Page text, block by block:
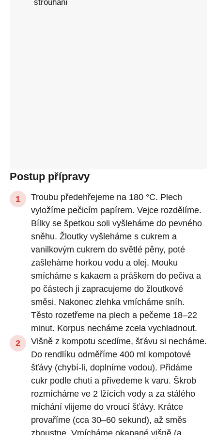
strouhání
Postup přípravy
Troubu předehřejeme na 180 °C. Plech
vyložíme pečicím papírem. Vejce rozdělíme.
Bílky se špetkou soli vyšleháme do pevného
sněhu. Žloutky vyšleháme s cukrem a
vanilkovým cukrem do světlé pěny, poté
zašleháme horkou vodu a olej. Mouku
smícháme s kakaem a práškem do pečiva a
po částech ji zapracujeme do žloutkové
směsi. Nakonec zlehka vmícháme sníh.
Těsto rozetřeme na plech a pečeme 18–22
minut. Korpus necháme zcela vychladnout.
Višně z kompotu scedíme, šťávu si necháme.
Do rendlíku odměříme 400 ml kompotové
šťávy (chybí-li, doplníme vodou). Přidáme
cukr podle chuti a přivedeme k varu. Škrob
rozmícháme ve 2 lžících vody a za stálého
míchání vlijeme do vroucí šťávy. Krátce
provaříme (cca 30–60 sekund), až směs
zhoustne. Vmícháme okapané višně (a